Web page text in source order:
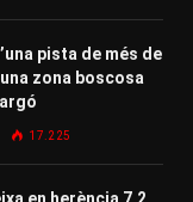
pista de més de
zona boscosa
17.225